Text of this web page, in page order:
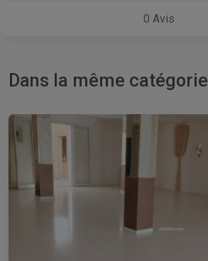
0 Avis
Dans la même catégorie